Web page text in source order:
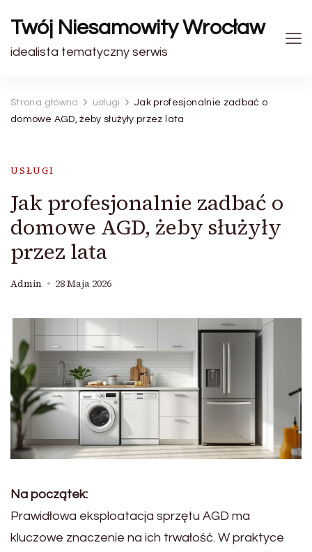
Twój Niesamowity Wrocław
idealista tematyczny serwis
Strona główna usługi
Jak profesjonalnie zadbać o
domowe AGD, żeby służyły przez lata
USŁUGI
Jak profesjonalnie zadbać o
domowe AGD, żeby służyły
przez lata
Admin 28 Maja 2026
Na początek:
Prawidłowa eksploatacja sprzętu AGD ma
kluczowe znaczenie na ich trwałość. W praktyce